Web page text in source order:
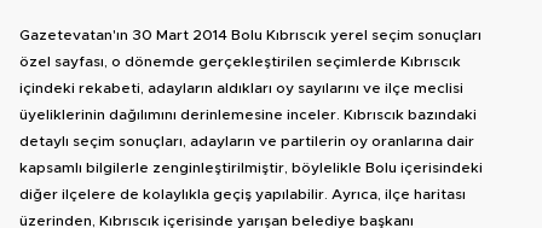
Gazetevatan'ın 30 Mart 2014 Bolu Kıbrıscık yerel seçim sonuçları
özel sayfası, o dönemde gerçekleştirilen seçimlerde Kıbrıscık
içindeki rekabeti, adayların aldıkları oy sayılarını ve ilçe meclisi
üyeliklerinin dağılımını derinlemesine inceler. Kıbrıscık bazındaki
detaylı seçim sonuçları, adayların ve partilerin oy oranlarına dair
kapsamlı bilgilerle zenginleştirilmiştir, böylelikle Bolu içerisindeki
diğer ilçelere de kolaylıkla geçiş yapılabilir. Ayrıca, ilçe haritası
üzerinden, Kıbrıscık içerisinde yarışan belediye başkanı